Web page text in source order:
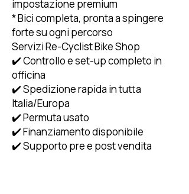
impostazione premium
* Bici completa, pronta a spingere
forte su ogni percorso
Servizi Re-Cyclist Bike Shop
✔️ Controllo e set-up completo in
officina
✔️ Spedizione rapida in tutta
Italia/Europa
✔️ Permuta usato
✔️ Finanziamento disponibile
✔️ Supporto pre e post vendita